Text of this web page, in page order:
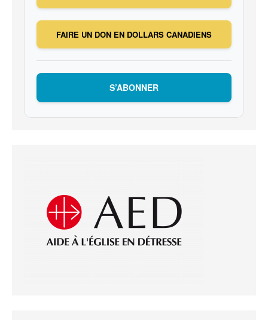
FAIRE UN DON EN DOLLARS CANADIENS
S’ABONNER